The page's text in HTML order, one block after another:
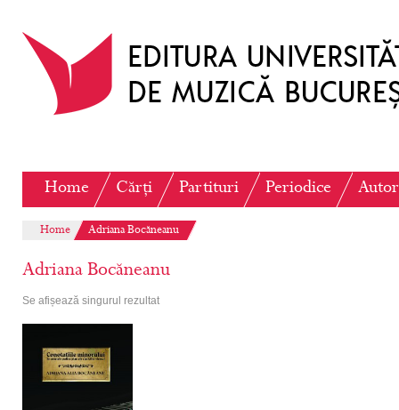
Home Cărți Partituri Periodice
Home Adriana Bocăneanu
Adriana Bocăneanu
Se afișează singurul rezultat